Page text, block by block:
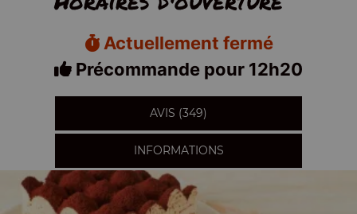
Actuellement fermé
Précommande pour 12h20
AVIS (349)
INFORMATIONS